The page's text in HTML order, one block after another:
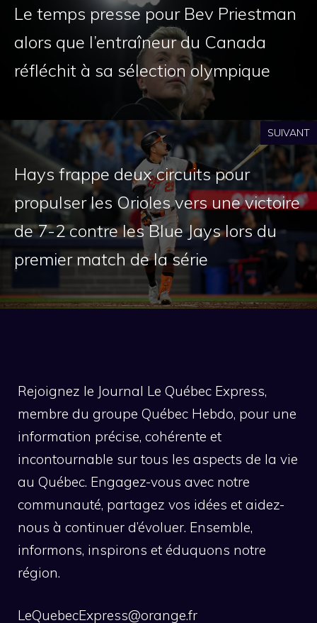
Le temps presse pour Bev Priestman
alors que l’entraîneur du Canada
réfléchit à sa sélection olympique
SUIVANT
Hays frappe deux circuits pour
propulser les Orioles vers une victoire
de 7-2 contre les Blue Jays lors du
premier match de la série
Rejoignez le Journal Le Québec Express,
membre du groupe Québec Hebdo, pour une
information précise, cohérente et
incontournable sur tous les aspects de la vie
au Québec. Engagez-vous avec notre
communauté, partagez vos idées et aidez-
nous à continuer d’évoluer. Ensemble,
informons, inspirons et éduquons notre
région.
LeQuebecExpress@orange.fr